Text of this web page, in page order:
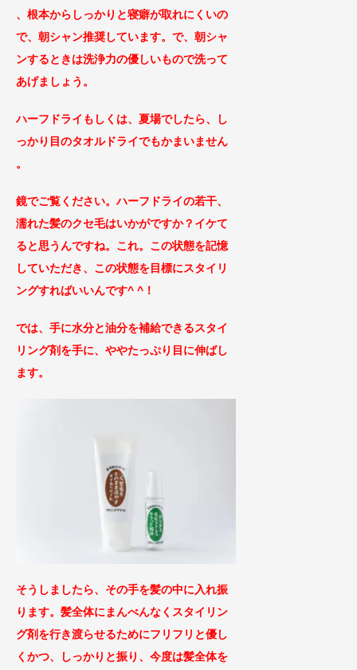
、根本からしっかりと寝癖が取れにくいの
で、朝シャン推奨しています。で、朝シャ
ンするときは洗浄力の優しいもので洗って
あげましょう。
ハーフドライもしくは、夏場でしたら、し
っかり目のタオルドライでもかまいません
。
鏡でご覧ください。ハーフドライの若干、
濡れた髪のクセ毛はいかがですか？イケて
ると思うんですね。これ。この状態を記憶
していただき、この状態を目標にスタイリ
ングすればいいんです^ ^！
では、手に水分と油分を補給できるスタイ
リング剤を手に、ややたっぷり目に伸ばし
ます。
そうしましたら、その手を髪の中に入れ振
ります。髪全体にまんべんなくスタイリン
グ剤を行き渡らせるためにフリフリと優し
くかつ、しっかりと振り、今度は髪全体を